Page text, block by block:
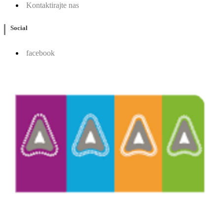
Kontaktirajte nas
Social
facebook